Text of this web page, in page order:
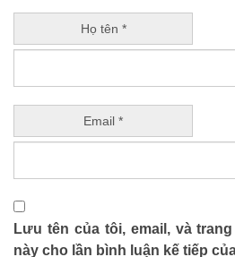
Họ tên *
Email *
Lưu tên của tôi, email, và
này cho lần bình luận kế tiếp